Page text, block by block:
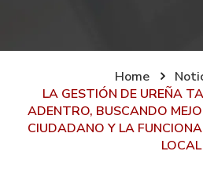
Home
LA GESTIÓN DE UREÑA
ADENTRO, BUSCANDO
CIUDADANO Y LA
LOCAL